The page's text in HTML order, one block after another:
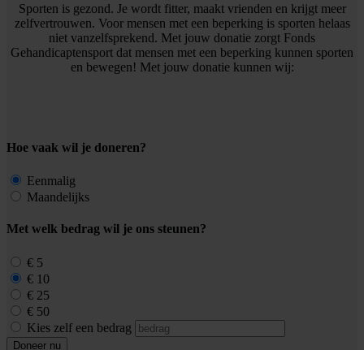
Sporten is gezond. Je wordt fitter, maakt vrienden en krijgt meer
zelfvertrouwen. Voor mensen met een beperking is sporten helaas
niet vanzelfsprekend. Met jouw donatie zorgt Fonds
Gehandicaptensport dat mensen met een beperking kunnen sporten
en bewegen! Met jouw donatie kunnen wij:
Hoe vaak wil je doneren?
Eenmalig
Maandelijks
Met welk bedrag wil je ons steunen?
€ 5
€ 10
€ 25
€ 50
Kies zelf een bedrag
Doneer nu